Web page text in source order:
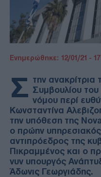
Ενημερώθηκε: 12/01/21 -
Σ την ανακρίτρια
Συμβουλίου του
νόμου περί
Κωνσταντίνα
την υπόθεση της
ο πρώην
αντιπρόεδρος της
Πικραμμένος και ο
νυν υπουργός
Άδωνις Γεωργιάδης.